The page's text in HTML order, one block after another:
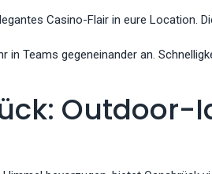
Casino-Flair in eure
Teams gegeneinander an.
Outdoor-